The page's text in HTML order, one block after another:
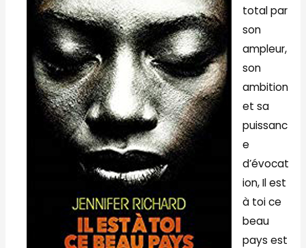
total par
son
ampleur,
son
ambition
et sa
puissanc
e
d’évocat
ion, Il est
à toi ce
beau
pays est